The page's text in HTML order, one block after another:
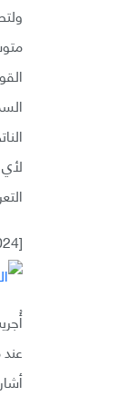
[caption id="attachment_59811" align="aligncenter" width="1024"]